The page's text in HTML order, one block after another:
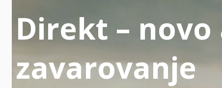
Direkt –
zavarovanje